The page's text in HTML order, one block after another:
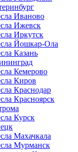
Иваново
Ижевск
Иркутск
Йошкар-Ола
Казань
Кемерово
Киров
Краснодар
Красноярск
Курск
Махачкала
Мурманск